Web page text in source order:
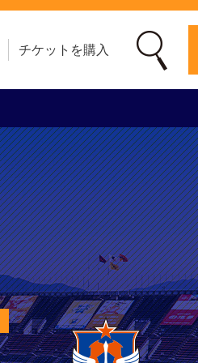
チケットを購入
グッズ 特設ページ